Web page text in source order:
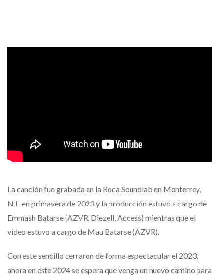
La canción fue grabada en la Roca Soundlab en Monterrey,
N.L. en primavera de 2023 y la producción estuvo a cargo de
Emmash Batarse (AZVR, Diezell, Access) mientras que el
video estuvo a cargo de Mau Batarse (AZVR).
Con este sencillo cerraron de forma espectacular el 2023,
ahora en este 2024 se espera que venga un nuevo camino para